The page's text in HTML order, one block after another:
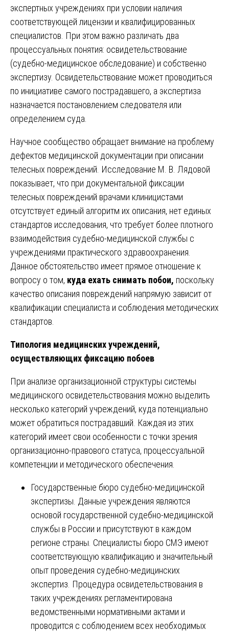
экспертных учреждениях при условии наличия
соответствующей лицензии и квалифицированных
специалистов. При этом важно различать два
процессуальных понятия: освидетельствование
(судебно-медицинское обследование) и собственно
экспертизу. Освидетельствование может проводиться
по инициативе самого пострадавшего, а экспертиза
назначается постановлением следователя или
определением суда.
Научное сообщество обращает внимание на проблему
дефектов медицинской документации при описании
телесных повреждений. Исследование М. В. Лядовой
показывает, что при документальной фиксации
телесных повреждений врачами клиницистами
отсутствует единый алгоритм их описания, нет единых
стандартов исследования, что требует более плотного
взаимодействия судебно-медицинской службы с
учреждениями практического здравоохранения.
Данное обстоятельство имеет прямое отношение к
вопросу о том, куда ехать снимать побои, поскольку
качество описания повреждений напрямую зависит от
квалификации специалиста и соблюдения методических
стандартов.
Типология медицинских учреждений,
осуществляющих фиксацию побоев
При анализе организационной структуры системы
медицинского освидетельствования можно выделить
несколько категорий учреждений, куда потенциально
может обратиться пострадавший. Каждая из этих
категорий имеет свои особенности с точки зрения
организационно-правового статуса, процессуальной
компетенции и методического обеспечения.
Государственные бюро судебно-медицинской
экспертизы. Данные учреждения являются
основой государственной судебно-медицинской
службы в России и присутствуют в каждом
регионе страны. Специалисты бюро СМЭ имеют
соответствующую квалификацию и значительный
опыт проведения судебно-медицинских
экспертиз. Процедура освидетельствования в
таких учреждениях регламентирована
ведомственными нормативными актами и
проводится с соблюдением всех необходимых